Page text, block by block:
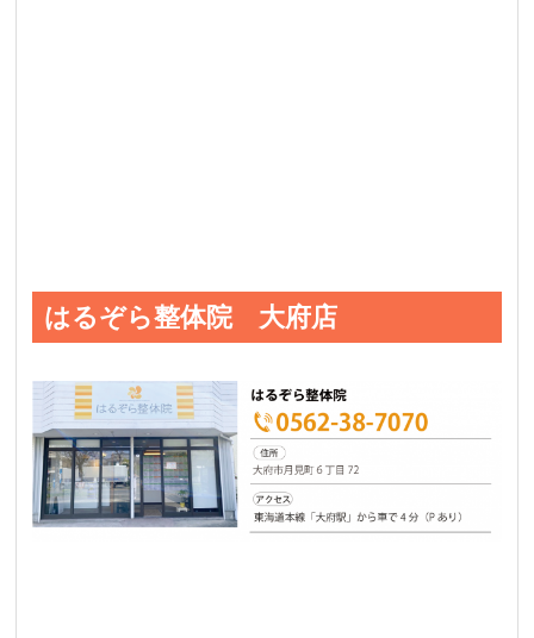
はるぞら整体院 大府店